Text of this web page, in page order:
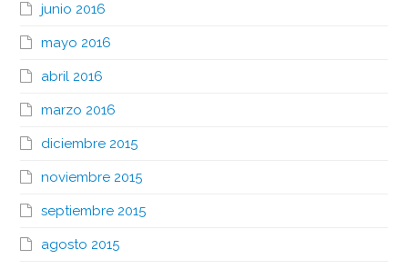
junio 2016
mayo 2016
abril 2016
marzo 2016
diciembre 2015
noviembre 2015
septiembre 2015
agosto 2015